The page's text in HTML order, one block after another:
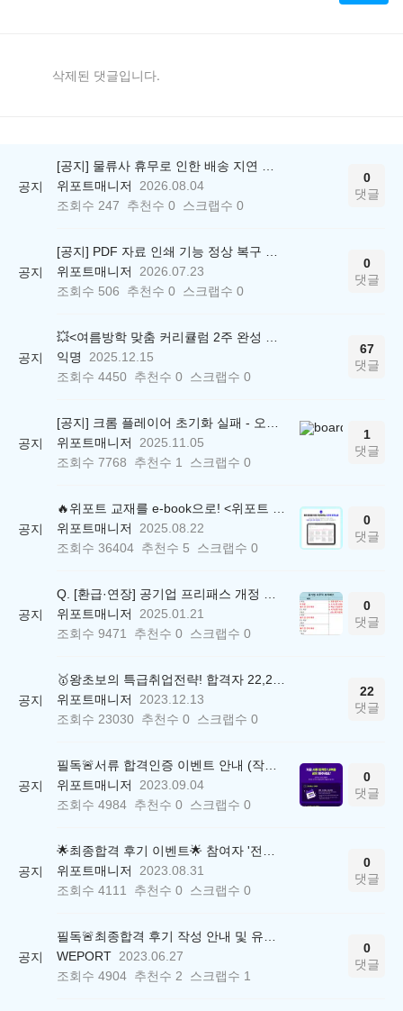
삭제된 댓글입니다.
공지
위포트매니저
2026.08.04
조회수 247 추천수 0 스크랩수 0
0
댓글
공지
위포트매니저
2026.07.23
조회수 506 추천수 0 스크랩수 0
0
댓글
공지
익명
2025.12.15
조회수 4450 추천수 0 스크랩수 0
67
댓글
공지
위포트매니저
2025.11.05
조회수 7768 추천수 1 스크랩수 0
1
댓글
공지
위포트매니저
2025.08.22
조회수 36404 추천수 5 스크랩수 0
0
댓글
공지
위포트매니저
2025.01.21
조회수 9471 추천수 0 스크랩수 0
0
댓글
공지
위포트매니저
2023.12.13
조회수 23030 추천수 0 스크랩수 0
22
댓글
공지
위포트매니저
2023.09.04
조회수 4984 추천수 0 스크랩수 0
0
댓글
공지
위포트매니저
2023.08.31
조회수 4111 추천수 0 스크랩수 0
0
댓글
공지
WEPORT 2023.06.27
조회수 4904 추천수 2 스크랩수 1
0
댓글